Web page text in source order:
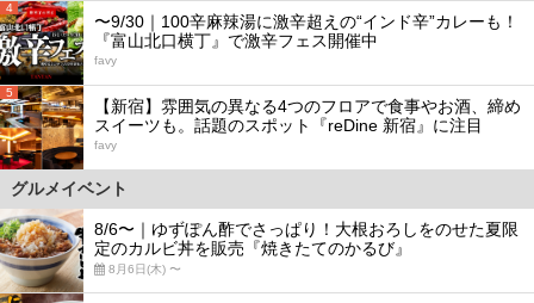
4
〜9/30｜100辛麻辣湯に激辛超えの“インド辛”カレーも！
『富山北口横丁』で激辛フェス開催中
favy
5
【新宿】雰囲気の異なる4つのフロアで食事やお酒、締め
スイーツも。話題のスポット『reDine 新宿』に注目
favy
グルメイベント
8/6〜｜ゆずぽん酢でさっぱり！大根おろしをのせた夏限
定のカルビ丼を販売『焼きたてのかるび』
8月6日(木) 〜